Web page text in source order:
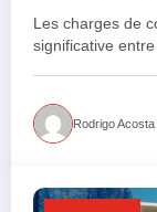
Les charges de
significative
Rodrigo Acosta